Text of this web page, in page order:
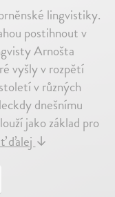
lingvistiky.
postihnout v
Arnošta
vyšly v rozpětí
v různých
dnešnímu
jako základ pro
ďalej↓